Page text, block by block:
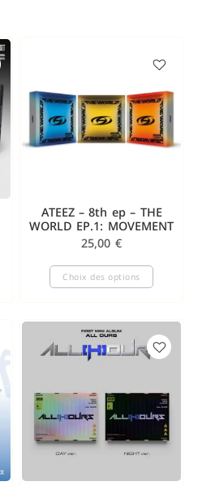
ATEEZ – 8th ep – THE
WORLD EP.1: MOVEMENT
25,00 €
Choix des options